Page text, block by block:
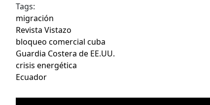
Tags:
migración
Revista Vistazo
bloqueo comercial cuba
Guardia Costera de EE.UU.
crisis energética
Ecuador